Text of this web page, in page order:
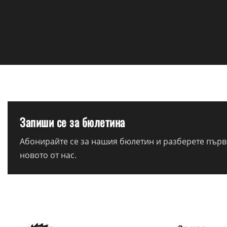
Запиши се за бюлетина
Абонирайте се за нашия бюлетин и разберете
новото от нас.